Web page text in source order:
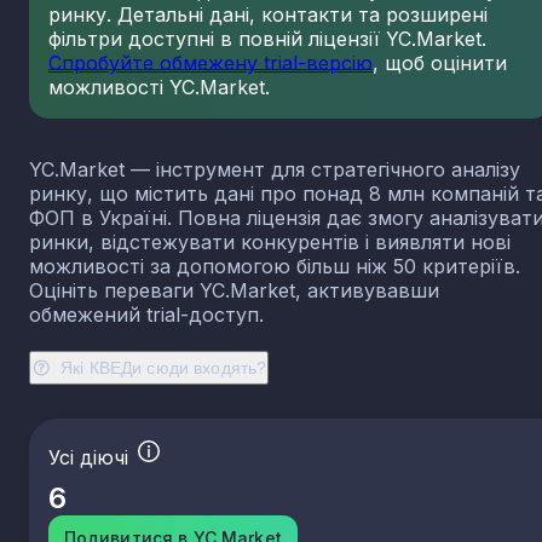
Які КВЕДи сюди входять?
ринку. Детальні дані, контакти та розширені
фільтри доступні в повній ліцензії YC.Market.
Спробуйте обмежену trial-версію, щоб оцінити
можливості YC.Market.
YC.Market — інструмент для стратегічного аналізу
ринку, що містить дані про понад 8 млн компаній
ФОП в Україні. Повна ліцензія дає змогу
ринки, відстежувати конкурентів і виявляти нові
можливості за допомогою більш ніж 50 критеріїв.
Оцініть переваги YC.Market, активувавши
обмежений trial-доступ.
Усі діючі
6
Подивитися в YC.Market
23.13 Виробництво порожнистого скла
23.14 Виробництво скловолокна
23.19 Виробництво й оброблення інших скляних
23.31 Виробництво керамічних плиток і плит
23.32 Виробництво цегли, черепиці та інших
виробів із випаленої глини
23.41
Виробництво господарських і декоративних
керамічних виробів
23.42
Виробництво керамічних санітарно-технічних
23.43 Виробництво керамічних електроізоляторів та
ізоляційної арматури
призначення
23.49 Виробництво інших керамічних виробів
23.52 Виробництво вапна та гіпсових сумішей